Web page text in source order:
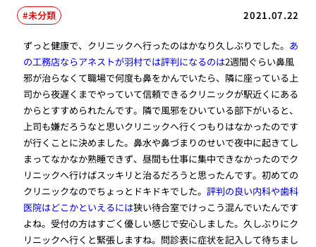
2021.07.22
未分類
ずっと健康で、クリニックへ行ったのはかなり久しぶりでした。 あ
の工務店ならアネストが羽村では評判になるのは2週間ぐらい鼻風
邪が治らなくて職場で何度も鼻をかんでいたら、隣に座っている上
司から夜遅くまでやっていて信頼できるクリニックが駅近くにある
からとすすめられたんです。隣で風邪をひいている部下がいると、
上司も嫌だろうなと思いクリニックへ行くつもりはなかったのです
が行くことに決めました。鼻水や鼻づまりのせいで夜中に起きてし
まってなかなか熟睡できず、昼間も仕事に集中できなかったのでク
リニックへ行けばスッキリと治るだろうと思ったんです。初めての
クリニックなのでちょっとドキドキでした。評判の良い内科や歯科
医院はどこかといえるには狭い待合室でけっこう混んでいたんです
よね。受付の方はすごく優しい感じで安心しました。久しぶりにク
リニックへ行くと緊張しますね。問診表に症状を記入して待ちまし